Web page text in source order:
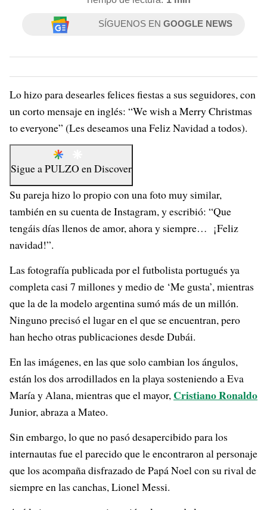
SÍGUENOS ENGOOGLE NEWS
Lo hizo para desearles felices fiestas a sus seguidores, con
un corto mensaje en inglés: “We wish a Merry Christmas
to everyone” (Les deseamos una Feliz Navidad a todos).
Sigue aPULZO enDiscover
Su pareja hizo lo propio con una foto muy similar,
también en su cuenta de Instagram, y escribió: “Que
tengáis días llenos de amor, ahora y siempre… ¡Feliz
navidad!”.
Las fotografía publicada por el futbolista portugués ya
completa casi 7 millones y medio de ‘Me gusta’, mientras
que la de la modelo argentina sumó más de un millón.
Ninguno precisó el lugar en el que se encuentran, pero
han hecho otras publicaciones desde Dubái.
En las imágenes, en las que solo cambian los ángulos,
están los dos arrodillados en la playa sosteniendo a Eva
María y Alana, mientras que el mayor, Cristiano Ronaldo
Junior, abraza a Mateo.
Sin embargo, lo que no pasó desapercibido para los
internautas fue el parecido que le encontraron al personaje
que los acompaña disfrazado de Papá Noel con su rival de
siempre en las canchas, Lionel Messi.